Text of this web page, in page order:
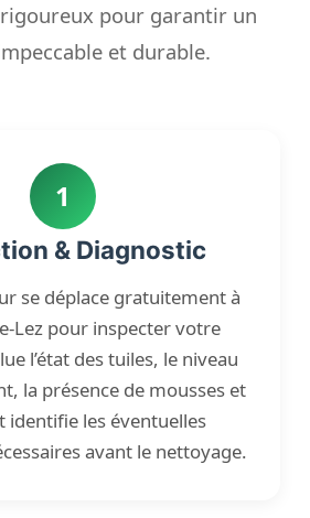
pour garantir un
et durable.
1
& Diagnostic
se déplace gratuitement à
Lez pour inspecter votre
l’état des tuiles, le niveau
la présence de mousses et
identifie les éventuelles
avant le nettoyage.